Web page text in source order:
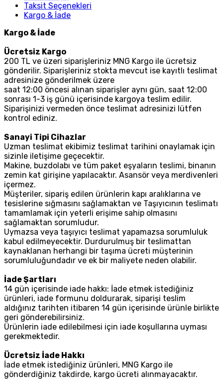
Taksit Seçenekleri
Kargo & İade
Kargo & İade
Ücretsiz Kargo
200 TL ve üzeri siparişleriniz MNG Kargo ile ücretsiz
gönderilir. Siparişleriniz stokta mevcut ise kayıtlı teslimat
adresinize gönderilmek üzere
saat 12:00 öncesi alınan siparişler aynı gün, saat 12:00
sonrası 1-3 iş günü içerisinde kargoya teslim edilir.
Siparişinizi vermeden önce teslimat adresinizi lütfen
kontrol ediniz.
Sanayi Tipi Cihazlar
Uzman teslimat ekibimiz teslimat tarihini onaylamak için
sizinle iletişime geçecektir.
Makine, buzdolabı ve tüm paket eşyaların teslimi, binanın
zemin kat girişine yapılacaktır. Asansör veya merdivenleri
içermez.
Müşteriler, sipariş edilen ürünlerin kapı aralıklarına ve
tesislerine sığmasını sağlamaktan ve Taşıyıcının teslimatı
tamamlamak için yeterli erişime sahip olmasını
sağlamaktan sorumludur.
Uymazsa veya taşıyıcı teslimat yapamazsa sorumluluk
kabul edilmeyecektir. Durdurulmuş bir teslimattan
kaynaklanan herhangi bir taşıma ücreti müşterinin
sorumluluğundadır ve ek bir maliyete neden olabilir.
İade Şartları
14 gün içerisinde iade hakkı: İade etmek istediğiniz
ürünleri, iade formunu doldurarak, siparişi teslim
aldığınız tarihten itibaren 14 gün içerisinde ürünle birlikte
geri gönderebilirsiniz.
Ürünlerin iade edilebilmesi için iade koşullarına uyması
gerekmektedir.
Ücretsiz İade Hakkı
İade etmek istediğiniz ürünleri, MNG Kargo ile
gönderdiğiniz takdirde, kargo ücreti alınmayacaktır.